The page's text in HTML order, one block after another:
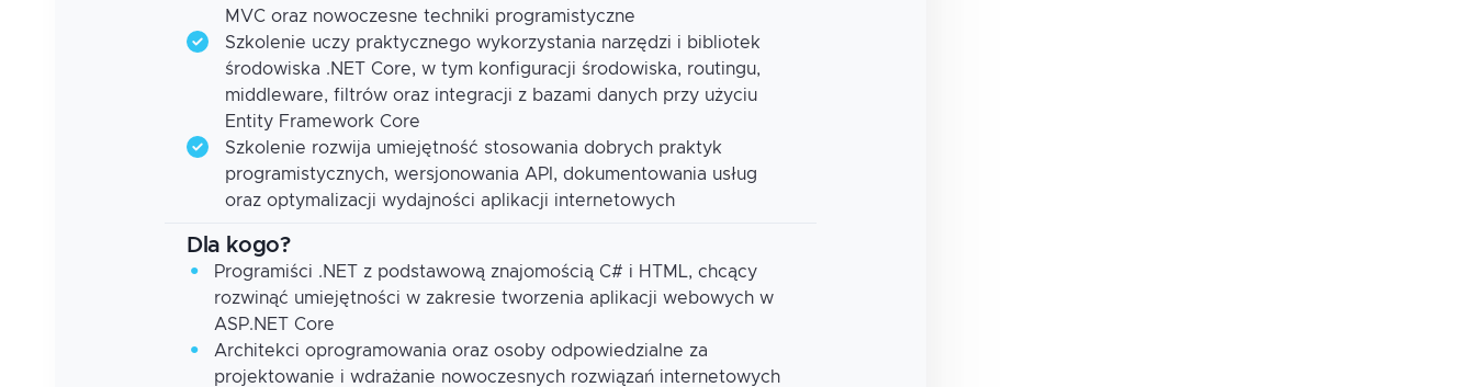
MVC oraz nowoczesne techniki programistyczne
Szkolenie uczy praktycznego wykorzystania narzędzi i bibliotek
środowiska .NET Core, w tym konfiguracji środowiska, routingu,
middleware, filtrów oraz integracji z bazami danych przy użyciu
Entity Framework Core
Szkolenie rozwija umiejętność stosowania dobrych praktyk
programistycznych, wersjonowania API, dokumentowania usług
oraz optymalizacji wydajności aplikacji internetowych
Dla kogo?
Programiści .NET z podstawową znajomością C# i HTML, chcący
rozwinąć umiejętności w zakresie tworzenia aplikacji webowych w
ASP.NET Core
Architekci oprogramowania oraz osoby odpowiedzialne za
projektowanie i wdrażanie nowoczesnych rozwiązań internetowych